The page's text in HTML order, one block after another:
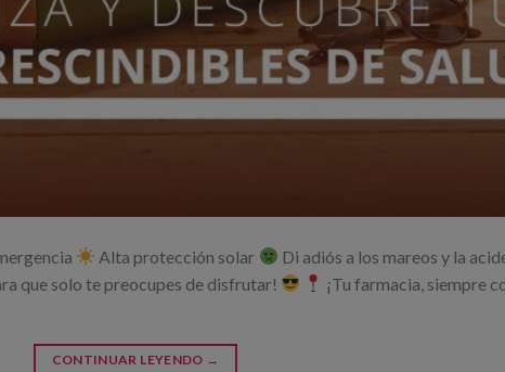
Alta protección solar Di adiós a los mareos y la
que solo te preocupes de disfrutar!
¡Tu farmacia, siempre
CONTINUAR LEYENDO →